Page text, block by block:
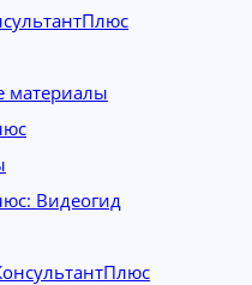
материалы
Видеогид